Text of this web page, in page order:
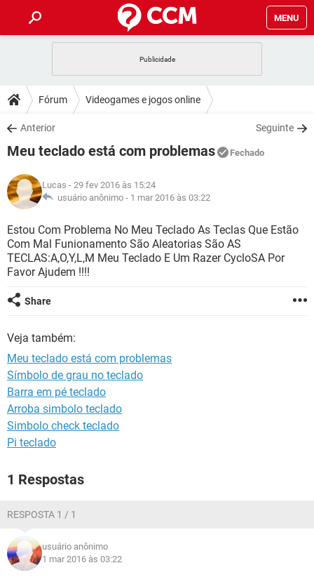
MENU
CELULAR FACEBOOK
OUTLOOK
INSTAGRAM GMAIL
GUIA DE COMPRAS
DICAS
JOGOS WHATSAPP
INSTAGRAM
GUIA DE COMPRAS
DOWNLOADS
JOGOS WHATSAPP
CELULAR
OUTLOOK EXCEL
INSTAGRAM GMAIL
GUIA DE COMPRAS
JOGOS
CELULAR
OUTLOOK EXCEL
INSTAGRAM GMAIL
GLOSSÁRIO
JOGOS WHATSAPP
CELULAR FACEBOOK
OUTLOOK
INSTAGRAM
Fórum Videogames e jogos online
Anterior Seguinte
Meu teclado está com problemas Fechado
Lucas - 29 fev 2016 às 15:24
usuário anônimo - 1 mar 2016 às 03:22
Estou Com Problema No Meu Teclado As Teclas Que Estão
Com Mal Funionamento São Aleatorias São AS
TECLAS:A,O,Y,L,M Meu Teclado E Um Razer CycloSA Por
Favor Ajudem !!!!
Share
Veja também:
Meu teclado está com problemas
Símbolo de grau no teclado
Barra em pé teclado
Arroba simbolo teclado
Simbolo check teclado
Pi teclado
1 Respostas
RESPOSTA 1 / 1
usuário anônimo
1 mar 2016 às 03:22